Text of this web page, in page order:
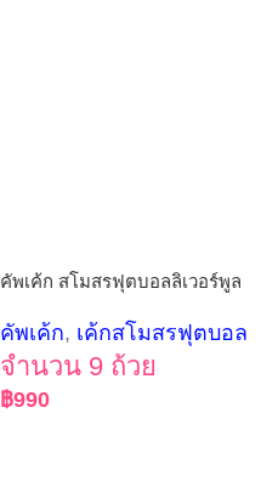
คัพเค้ก สโมสรฟุตบอลลิเวอร์พูล
คัพเค้ก, เค้กสโมสรฟุตบอล
จำนวน 9 ถ้วย
฿990